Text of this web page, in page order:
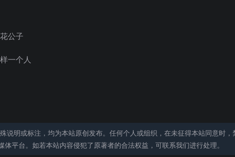
公子
一个人
说明或标注，均为本站原创发布。任何个人或组织，在未征得本站同意时
平台。如若本站内容侵犯了原著者的合法权益，可联系我们进行处理。